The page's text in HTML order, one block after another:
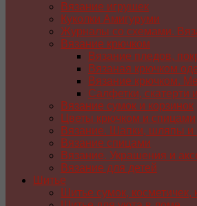
Вязание игрушек
Куколки Амигуруми
Журналы со схемами.
Вязание крючком
Вязание пледов,
Вязаная крючком
Вязание крючком.
Салфетки, скатерти
Вязание сумок и корзинок
Цветы крючком и спицами
Вязание. Шапки, шляпы
Вязание спицами
Вязание. Украшения и
Вязание для детей
Шитье
Шитье сумок, косметичек,